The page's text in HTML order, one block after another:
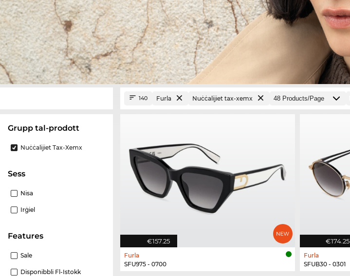
Grupp tal-prodott
Nuċċalijiet Tax-Xemx
Sess
Nisa
Irġiel
Features
Sale
Disponibbli Fl-Istokk
140 Furla Nuċċalijiet tax-xemx
€157.25
Furla
SFU975 - 0700
€174.25
Furla
SFUB30 - 0301